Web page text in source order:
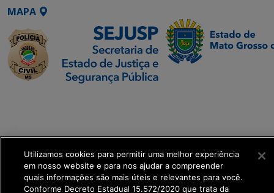
MAPA
get_footer();
Utilizamos cookies para permitir uma melhor experiência
em nosso website e para nos ajudar a compreender
quais informações são mais úteis e relevantes para você.
Conforme Decreto Estadual 15.572/2020 que trata da